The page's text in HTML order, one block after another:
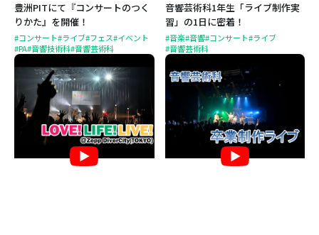
豊洲PITにて『コンサートのつく
りかた』を開催！
#コンサート#ライブ#フェス#イベント
#PA#音響技術科#音響芸術科
音響芸術科1年生「ライブ制作実
習」の1日に密着！
#音楽#音響#コンサート#ライブ
#音響芸術科